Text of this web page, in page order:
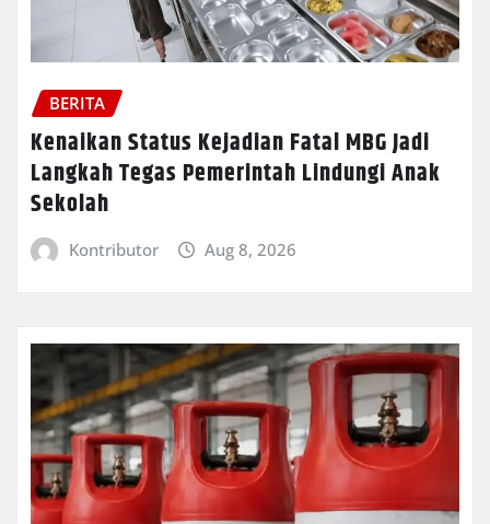
BERITA
Kenaikan Status Kejadian Fatal MBG Jadi
Langkah Tegas Pemerintah Lindungi Anak
Sekolah
Kontributor Aug 8, 2026